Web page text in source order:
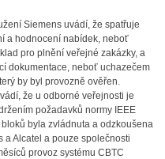
Siemens uvádí, že spatřuje
a hodnocení nabídek, neboť
pro plnění veřejné zakázky, a
dokumentace, neboť uchazečem
by byl provozně ověřen.
že u odborné veřejnosti je
požadavků normy IEEE
byla zvládnuta a odzkoušena
a Alcatel a pouze společnosti
provoz systému CBTC